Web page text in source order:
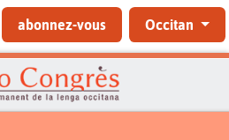
abonnez-vous Occitan